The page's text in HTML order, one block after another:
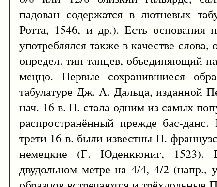
падован содержатся в лютневых
Ротта, 1546, и др.). Есть основания
употреблялся также в качестве
определ. тип танцев, объединяющий
меццо. Первые сохранившиеся
табулатуре Дж. А. Дальца, изданной
нач. 16 в. П. стала одним из самых
распространённый прежде бас-
трети 16 в. были известны П.
немецкие (Г. Юденкюниг, 1523).
двудольном метре на 4/4, 4/2